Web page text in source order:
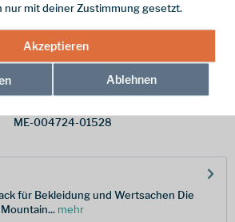
1-3 Werktage
In denWarenkorb
ME-004724-01528
für Bekleidung und Wertsachen Die
mehr
nur mit deiner Zustimmung gesetzt.
Akzeptieren
Ablehnen